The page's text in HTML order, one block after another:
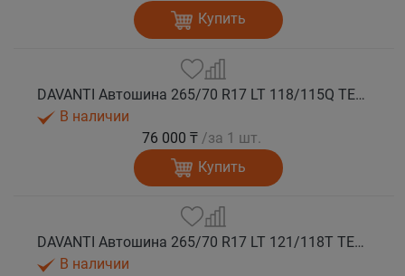
Купить
DAVANTI Автошина 265/70 R17 LT 118/115Q TERRATOURA A/T RWL 8PR RPR M+S
В наличии
76 000 ₸ /за 1 шт.
Купить
DAVANTI Автошина 265/70 R17 LT 121/118T TERRATOURA A/T RBL 10PR M+S
В наличии